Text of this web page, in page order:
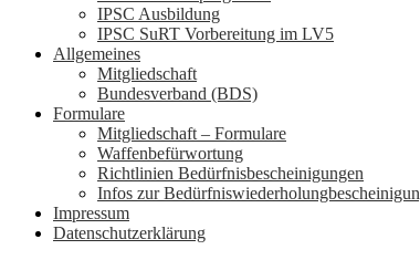
IPSC Ausbildung
IPSC SuRT Vorbereitung im LV5
Allgemeines
Mitgliedschaft
Bundesverband (BDS)
Formulare
Mitgliedschaft – Formulare
Waffenbefürwortung
Richtlinien Bedürfnisbescheinigungen
Infos zur
Impressum
Datenschutzerklärung